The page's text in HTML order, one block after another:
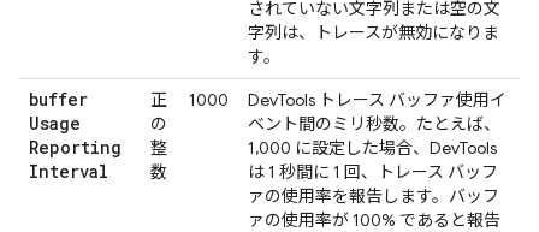
されていない文字列または空の文
字列は、トレースが無効になりま
す。
buffer
Usage
Reporting
Interval
正
の
整
数
1000
DevTools トレース バッファ使用イ
ベント間のミリ秒数。たとえば、
1,000 に設定した場合、DevTools
は 1 秒間に 1 回、トレース バッフ
ァの使用率を報告します。バッフ
ァの使用率が 100% であると報告